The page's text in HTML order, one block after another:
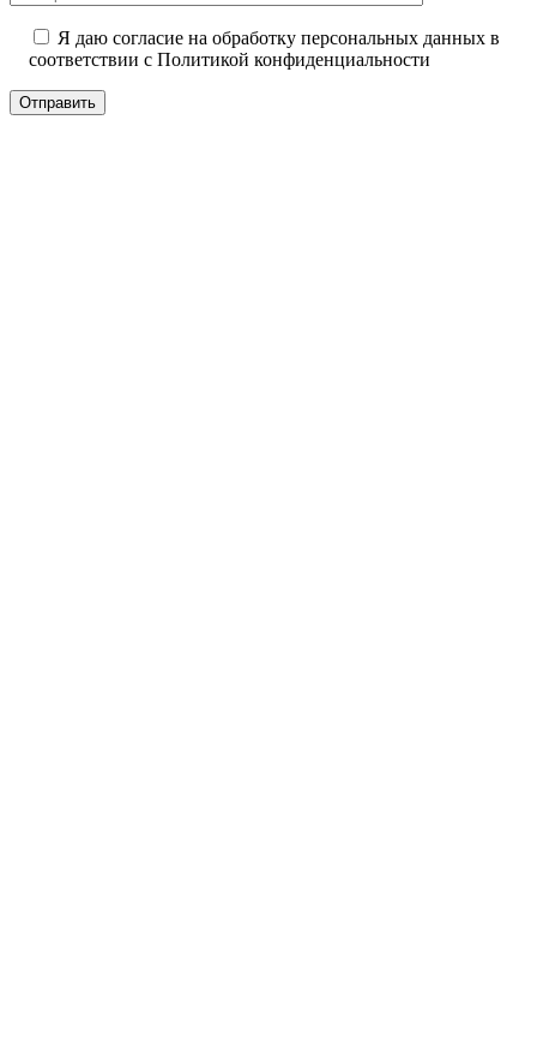
Я даю согласие на обработку персональных данных в
соответствии с Политикой конфиденциальности